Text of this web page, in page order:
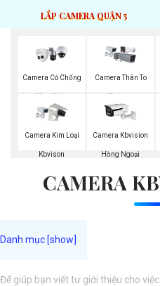
LẮP CAMERA QUẬN 5
Camera Có Chống
Xâm Nhập
Kbvision
Camera Thân To
Kbvision
Camera Kim Loại
Kbvison
Camera Kbvision
Hồng Ngoại
CAMERA
Để giúp bạn viết tư giới thiệu cho